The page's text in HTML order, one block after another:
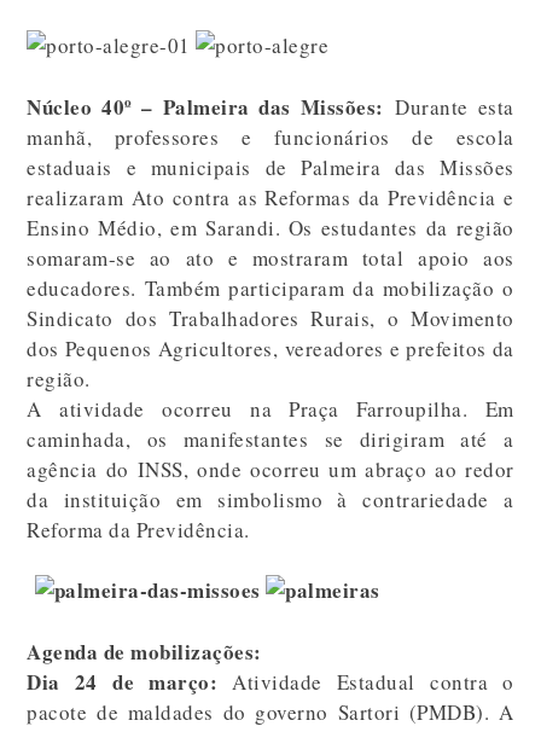
Núcleo 40º – Palmeira das Missões: Durante esta
manhã, professores e funcionários de escola
estaduais e municipais de Palmeira das Missões
realizaram Ato contra as Reformas da Previdência e
Ensino Médio, em Sarandi. Os estudantes da região
somaram-se ao ato e mostraram total apoio aos
educadores. Também participaram da mobilização o
Sindicato dos Trabalhadores Rurais, o Movimento
dos Pequenos Agricultores, vereadores e prefeitos da
região.
A atividade ocorreu na Praça Farroupilha. Em
caminhada, os manifestantes se dirigiram até a
agência do INSS, onde ocorreu um abraço ao redor
da instituição em simbolismo à contrariedade a
Reforma da Previdência.
Agenda de mobilizações:
Dia 24 de março: Atividade Estadual contra o
pacote de maldades do governo Sartori (PMDB). A